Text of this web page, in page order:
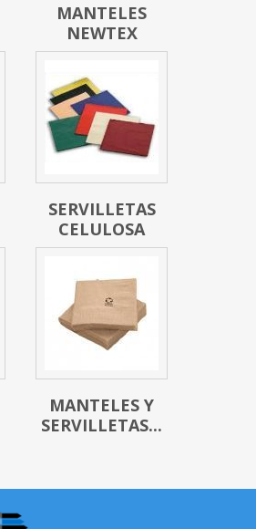
MANTELES
NEWTEX
SERVILLETAS
CELULOSA
MANTELES Y
SERVILLETAS...